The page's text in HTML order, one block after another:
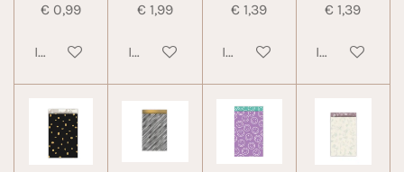
€ 0,99
In winkelwagen
€ 1,99
In winkelwagen
€ 1,39
In winkelwagen
€ 1,39
In